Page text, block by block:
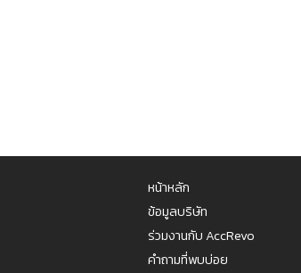
หน้าหลัก
ข้อมูลบริษัท
ร่วมงานกับ AccRevo
คำถามที่พบบ่อย